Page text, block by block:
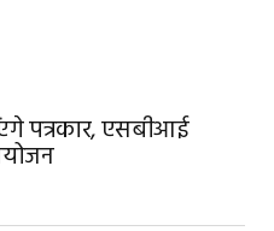
पत्रकार, एसबीआई